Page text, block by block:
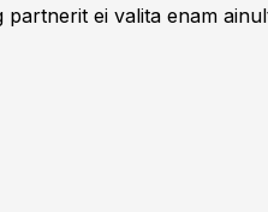
partnerit ei valita enam